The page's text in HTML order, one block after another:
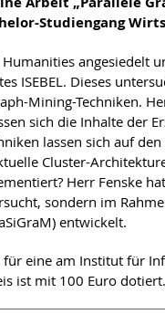
Studiengang
angesiedelt
ISEBEL. Dieses
Mining-Techniken.
sich die Inhalte der
lassen sich auf
Cluster-
Herr Fenske
sondern im
entwickelt.
für eine am Institut für
ist mit 100 Euro dotiert.